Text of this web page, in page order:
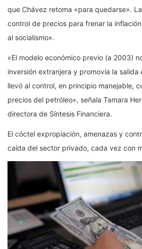
que Chávez retoma «para quedarse».
control de precios para frenar la
al socialismo».
«El modelo económico previo (a 2003)
inversión extranjera y promovía la salida
llevó al control, en principio manejable,
precios del petróleo», señala Tamara
directora de Síntesis Financiera.
El cóctel expropiación, amenazas y
caída del sector privado, cada vez con